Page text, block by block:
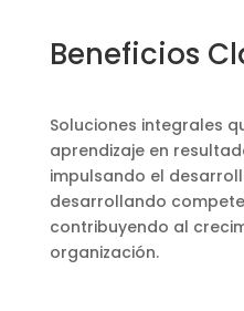
Beneficios
Soluciones integrales
aprendizaje en
impulsando el
desarrollando
contribuyendo al
organización.